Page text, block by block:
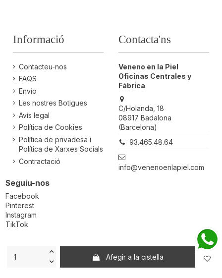
Afegir a la cistella
Informació
Contacteu-nos
FAQS
Envío
Les nostres Botigues
Avís legal
Política de Cookies
Política de privadesa i
Política de Xarxes Socials
Contractació
Contacta'ns
Veneno en la Piel
Oficinas Centrales y
Fábrica
C/Holanda, 18
08917 Badalona
(Barcelona)
93.465.48.64
info@venenoenlapiel.com
Seguiu-nos
Facebook
Pinterest
Instagram
TikTok
STM